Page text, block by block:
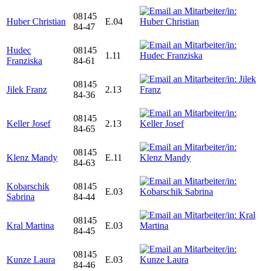
Huber Christian
08145
84-47
E.04
Hudec
Franziska
08145
84-61
1.11
Jilek Franz
08145
84-36
2.13
Keller Josef
08145
84-65
2.13
Klenz Mandy
08145
84-63
E.11
Kobarschik
Sabrina
08145
84-44
E.03
Kral Martina
08145
84-45
E.03
Kunze Laura
08145
84-46
E.03